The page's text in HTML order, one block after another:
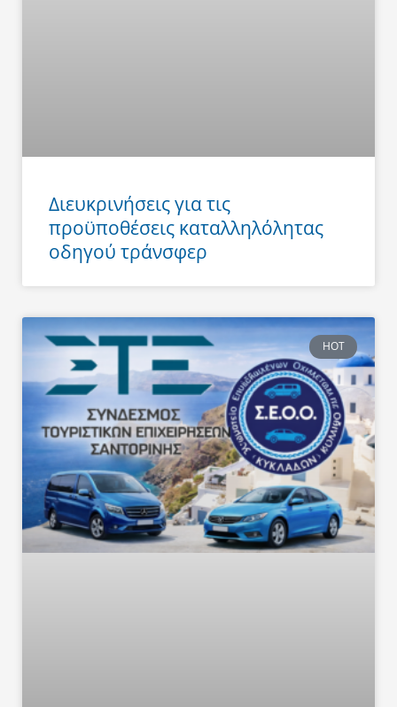
Διευκρινήσεις για τις
προϋποθέσεις καταλληλόλητας
οδηγού τράνσφερ
HOT